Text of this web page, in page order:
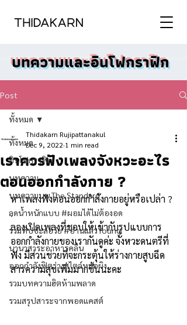
บทความและอินโฟกราฟิก
Post
ทั้งหมด
อินโฟกราฟิก
บทความ
บทความบน The Standard
ลดน้ำหนักแบบ #ผอมได้ไม่ต้องอด
รวมทิปชะลอวัย #อ่านแล้วYoung
นานาสาระอาหารคลีน
ออกกำลังฟิตร่างสไตล์หมอผิง
รวมบทความฮิตห้ามพลาด
รวมสรุปสาระจากพอดแคสต์
ทั้งหมด
เราควรฟังเพลงจังหวะอะไร
ตอนออกกำลังกาย ?
Thidakarn Rujipattanakul
Dec 9, 2022 1 min read
หาเพลงฟังตอนออกกำลังกายอยู่หรือเปล่า ?
.
ลองเปิดเพลงที่ชอบให้เข้ากับรูปแบบการ
ออกกำลังกายของเรากันดูค่ะ จังหวะดนตรีที่
ฟัง มีส่วนช่วยที่จะกระตุ้นให้ร่างกายสูบฉีด
สารความสุขเพิ่มมากขึ้นนะคะ